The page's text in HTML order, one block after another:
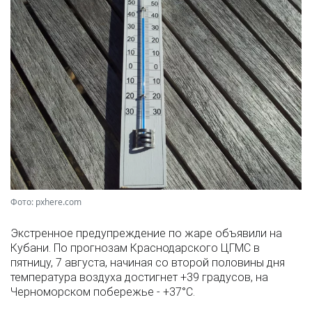
Фото: pxhere.com
Экстренное предупреждение по жаре объявили на
Кубани. По прогнозам Краснодарского ЦГМС в
пятницу, 7 августа, начиная со второй половины дня
температура воздуха достигнет +39 градусов, на
Черноморском побережье - +37°­С.